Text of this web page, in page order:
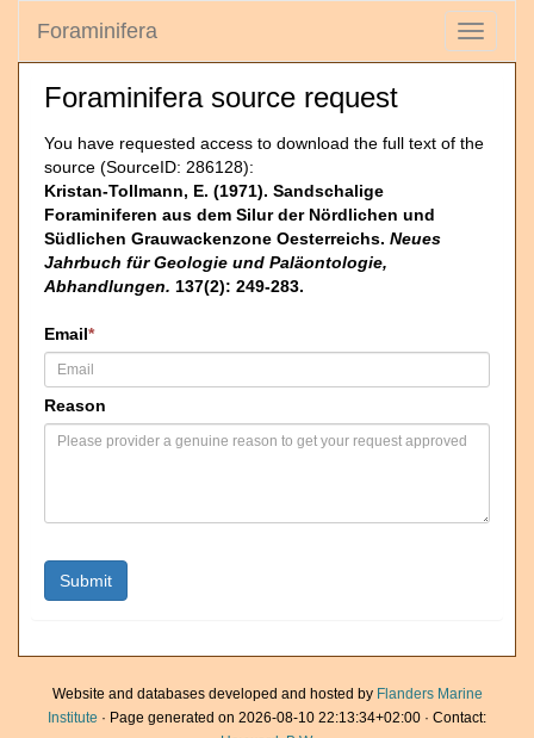
Toggle
Foraminifera
Foraminifera source request
You have requested access to download the full text of the
source (SourceID: 286128):
Kristan-Tollmann, E. (1971). Sandschalige
Foraminiferen aus dem Silur der Nördlichen und
Südlichen Grauwackenzone Oesterreichs. Neues
Jahrbuch für Geologie und Paläontologie,
Abhandlungen. 137(2): 249-283.
Email*
Reason
Website and databases developed and hosted by Flanders Marine
Institute · Page generated on 2026-08-10 22:13:34+02:00 · Contact: